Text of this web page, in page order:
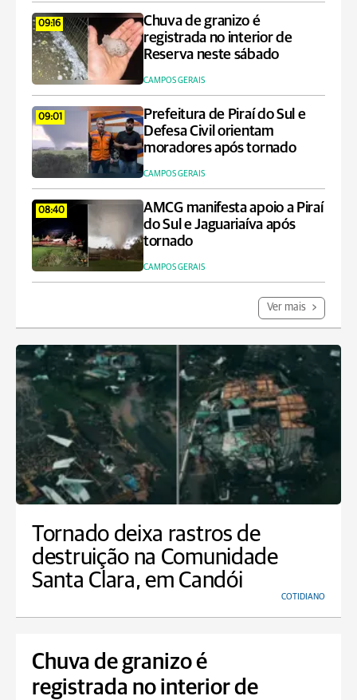
09:16
Chuva de granizo é
registrada no interior de
Reserva neste sábado
CAMPOS GERAIS
09:01
Prefeitura de Piraí do Sul e
Defesa Civil orientam
moradores após tornado
CAMPOS GERAIS
08:40
AMCG manifesta apoio a Piraí
do Sul e Jaguariaíva após
tornado
CAMPOS GERAIS
Ver mais
Tornado deixa rastros de
destruição na Comunidade
Santa Clara, em Candói
COTIDIANO
Chuva de granizo é
registrada no interior de